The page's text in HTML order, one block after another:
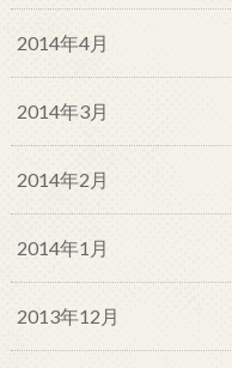
2014年4月
2014年3月
2014年2月
2014年1月
2013年12月